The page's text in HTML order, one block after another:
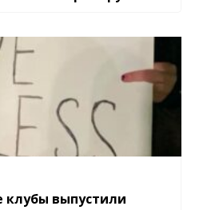
клубы выпустили